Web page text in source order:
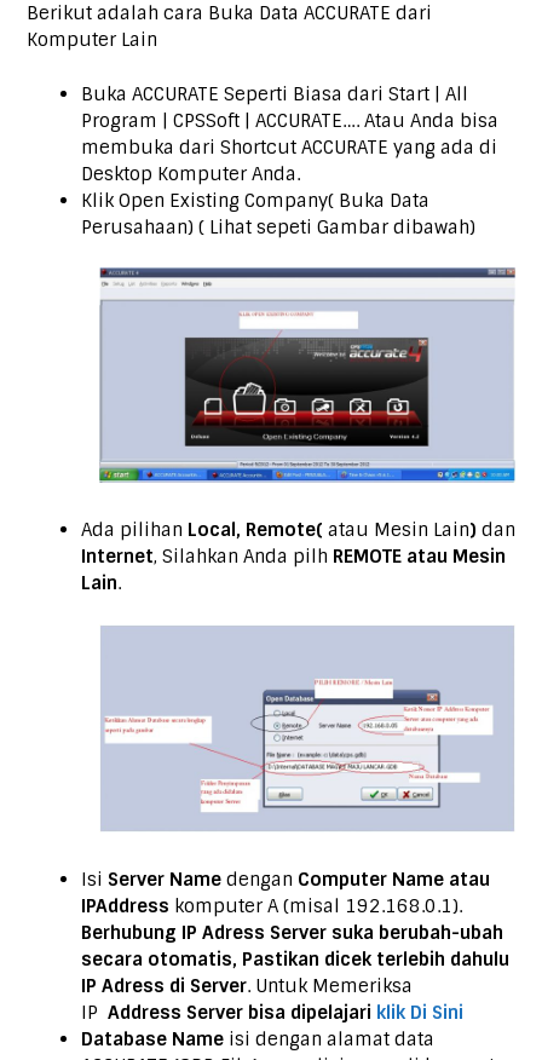
Berikut adalah cara Buka Data ACCURATE dari
Komputer Lain
Buka ACCURATE Seperti Biasa dari Start | All
Program | CPSSoft | ACCURATE…. Atau Anda bisa
membuka dari Shortcut ACCURATE yang ada di
Desktop Komputer Anda.
Klik Open Existing Company( Buka Data
Perusahaan) ( Lihat sepeti Gambar dibawah)
Ada pilihan Local, Remote( atau Mesin Lain) dan
Internet, Silahkan Anda pilh REMOTE atau Mesin
Lain.
Isi Server Name dengan Computer Name atau
IPAddress komputer A (misal 192.168.0.1).
Berhubung IP Adress Server suka berubah-ubah
secara otomatis, Pastikan dicek terlebih dahulu
IP Adress di Server. Untuk Memeriksa
IP Address Server bisa dipelajari klik Di Sini
Database Name isi dengan alamat data